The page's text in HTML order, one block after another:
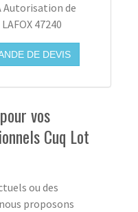
Autorisation de
47240
DE DEVIS
vos
Cuq Lot
ou des
proposons